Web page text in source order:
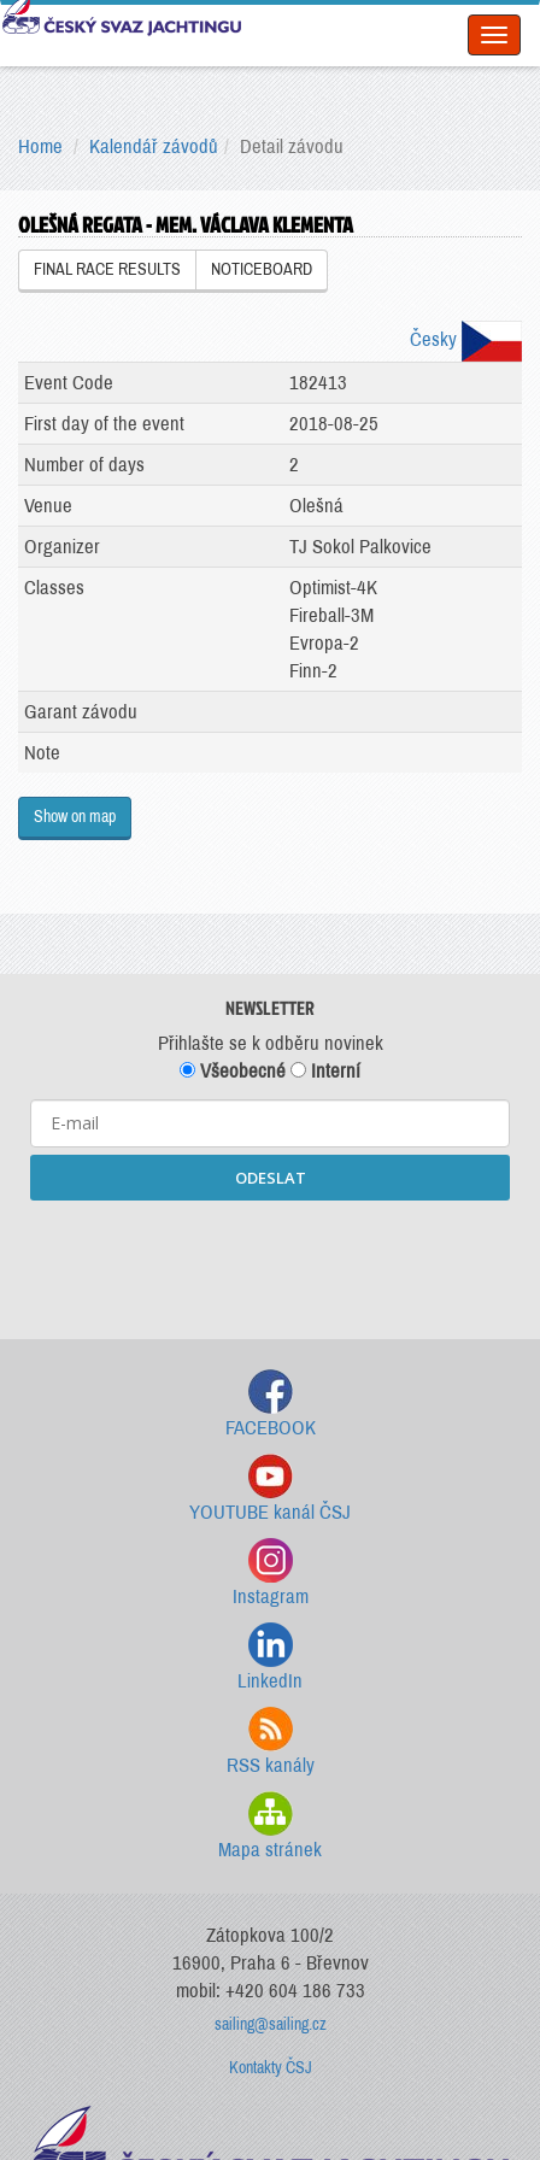
Home Kalendář závodů Detail závodu
OLEŠNÁ REGATA - MEM. VÁCLAVA KLEMENTA
FINAL RACE RESULTS NOTICEBOARD
Česky
Event Code
182413
First day of the event
2018-08-25
Number of days
2
Venue
Olešná
Organizer
TJ Sokol Palkovice
Classes
Optimist-4K
Fireball-3M
Evropa-2
Finn-2
Garant závodu
Note
Show on map
NEWSLETTER
Přihlašte se k odběru novinek
Všeobecné
Interní
ODESLAT
FACEBOOK
YOUTUBE kanál ČSJ
Instagram
LinkedIn
RSS kanály
Mapa stránek
Zátopkova 100/2
16900, Praha 6 - Břevnov
mobil: +420 604 186 733
sailing@sailing.cz
Kontakty ČSJ